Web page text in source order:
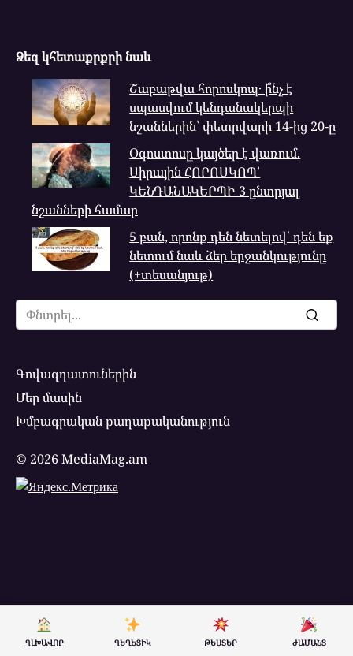
Ձեզ կհետաքրքրի նաև
Շաբաթվա հորոսկոպ․ ի՞նչ է
սպասվում կենդանակերպի
նշաններին՝ փետրվարի 14-ից 20-ը
Օգոստոսը կայծեր է վառում.
Սիրային ՀՈՐՈՍԿՈՊ՝
ԿԵՆԴԱՆԱԿԵՐՊԻ 3 ընտրյալ
նշանների համար
5 բան, որոնք դեն նետելով՝ դեն եք
նետում նաև ձեր երջանկությունը
(+տեսանյութ)
Search
for:
Գովազդատուներին
Մեր մասին
Խմբագրական քաղաքականություն
© 2026 MediaMag.am
ԳԼԽԱՎՈՐ ԳԵՂԵՑԻԿ ԹԵՍՏԵՐ ԺԱՄԱՆՑ